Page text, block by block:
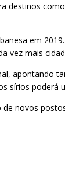
em
vez mais
apontando
poderá
novos